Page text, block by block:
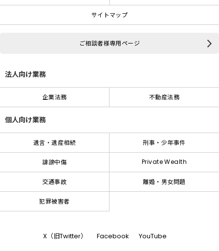
サイトマップ
ご相談者様専用ページ
法人向け業務
企業法務 不動産法務
個人向け業務
遺言・遺産相続 刑事・少年事件
誹謗中傷 Private Wealth
交通事故 離婚・男女問題
犯罪被害者
X（旧Twitter） Facebook YouTube